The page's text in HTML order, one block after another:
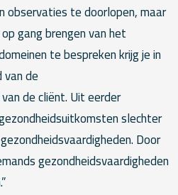
observaties te doorlopen, maar
gang brengen van het
te bespreken krijg je in
de
de cliënt. Uit eerder
slechter
Door
gezondheidsvaardigheden